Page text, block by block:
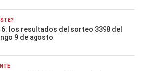
6: los resultados del sorteo 3398 del
9 de agosto